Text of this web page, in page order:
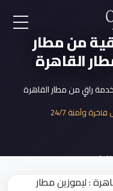
من مطار
القاهرة
راقٍ من مطار القاهرة
وآمنة 24/7